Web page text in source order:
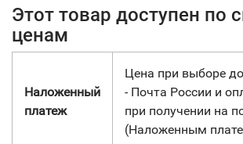
Этот товар доступен по
ценам
Наложенный
платеж
Цена при выборе
- Почта России и
при получении на
(Наложенным